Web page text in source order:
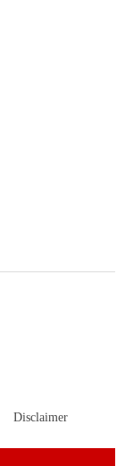
Disclaimer